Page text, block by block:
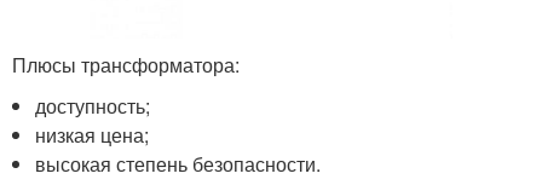
Плюсы трансформатора:
доступность;
низкая цена;
высокая степень безопасности.